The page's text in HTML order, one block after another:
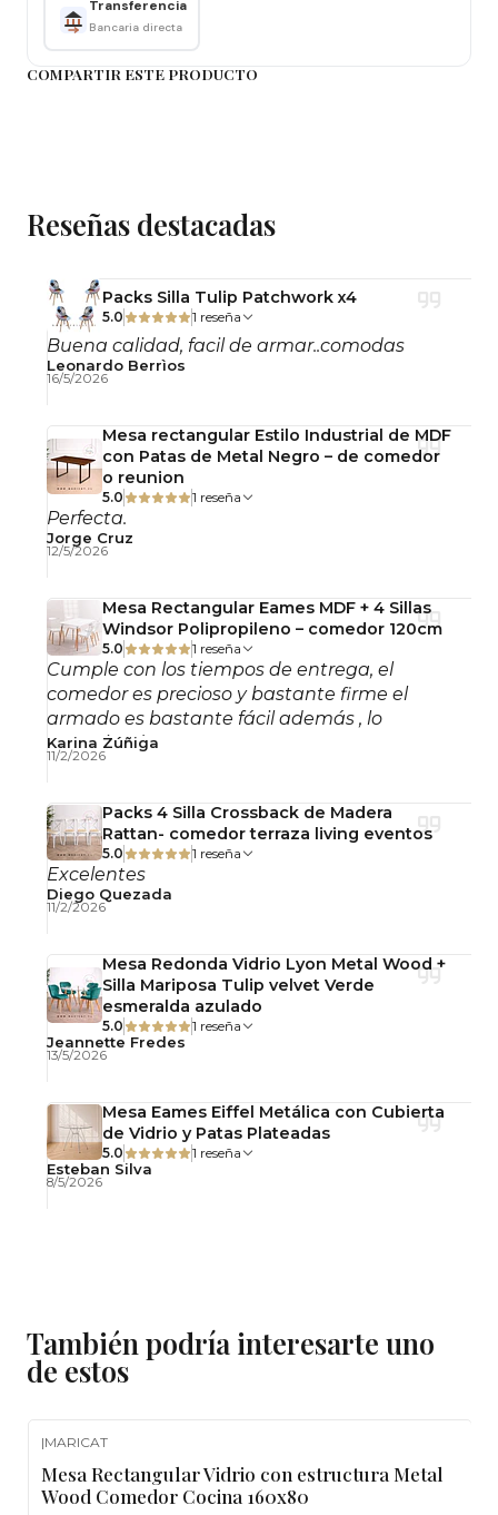
Importante
Producto desarmado
Incluye llaves y pernos para armado
Uso interior
Consejo
Limpiar con un paño suave seco o ligeramente
húmedo para conservar su apariencia por más
tiempo.
mesa lateral, mesa auxiliar, mesa lateral ovalada,
dormitorio, mesa auxiliar moderna, mesa auxiliar
chile
Transferencia
Bancaria directa
COMPARTIR ESTE PRODUCTO
Reseñas destacadas
Packs Silla Tulip Patchwork x4
5.0 1 reseña
Buena calidad, facil de armar..comodas
Leonardo Berrìos
16/5/2026
Mesa rectangular Estilo Industrial de MDF
con Patas de Metal Negro – de comedor
o reunion
5.0 1 reseña
Perfecta.
Jorge Cruz
12/5/2026
Mesa Rectangular Eames MDF + 4 Sillas
Windsor Polipropileno – comedor 120cm
5.0 1 reseña
Cumple con los tiempos de entrega, el
comedor es precioso y bastante firme el
armado es bastante fácil además , lo
recomiendo!
Karina Zúñiga
11/2/2026
Packs 4 Silla Crossback de Madera
Rattan- comedor terraza living eventos
5.0 1 reseña
Excelentes
Diego Quezada
11/2/2026
Mesa Redonda Vidrio Lyon Metal Wood +
Silla Mariposa Tulip velvet Verde
esmeralda azulado
5.0 1 reseña
Jeannette Fredes
13/5/2026
Mesa Eames Eiffel Metálica con Cubierta
de Vidrio y Patas Plateadas
5.0 1 reseña
Esteban Silva
8/5/2026
También podría interesarte uno
de estos
Agotado
|MARICAT
Mesa Rectangular Vidrio con estructura Metal
Wood Comedor Cocina 160x80